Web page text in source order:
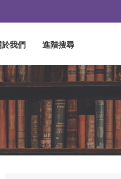
我們 進階搜尋